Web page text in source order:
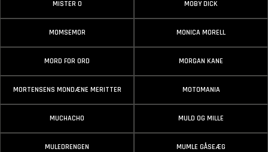
MISTER O MOBY DICK
MOMSEMOR MONICA MORELL
MORD FOR ORD MORGAN KANE
MORTENSENS MONDÆNE MERITTER MOTOMANIA
MUCHACHO MULD OG MILLE
MULEDRENGEN MUMLE GÅSEÆG